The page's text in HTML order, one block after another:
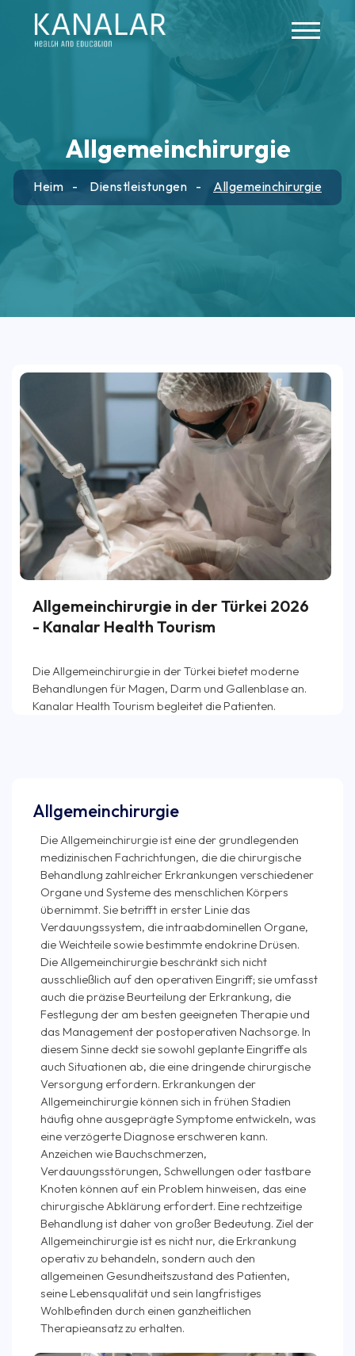
Allgemeinchirurgie
Heim Dienstleistungen Allgemeinchirurgie
Allgemeinchirurgie in der Türkei 2026
- Kanalar Health Tourism
Die Allgemeinchirurgie in der Türkei bietet moderne
Behandlungen für Magen, Darm und Gallenblase an.
Allgemeinchirurgie
Die Allgemeinchirurgie ist eine der grundlegenden
medizinischen Fachrichtungen, die die chirurgische
Behandlung zahlreicher Erkrankungen verschiedener
Organe und Systeme des menschlichen Körpers
übernimmt. Sie betrifft in erster Linie das
Verdauungssystem, die intraabdominellen Organe,
die Weichteile sowie bestimmte endokrine Drüsen.
Die Allgemeinchirurgie beschränkt sich nicht
ausschließlich auf den operativen Eingriff; sie umfasst
auch die präzise Beurteilung der Erkrankung, die
Festlegung der am besten geeigneten Therapie und
das Management der postoperativen Nachsorge. In
diesem Sinne deckt sie sowohl geplante Eingriffe als
auch Situationen ab, die eine dringende chirurgische
Versorgung erfordern. Erkrankungen der
Allgemeinchirurgie können sich in frühen Stadien
häufig ohne ausgeprägte Symptome entwickeln, was
eine verzögerte Diagnose erschweren kann.
Anzeichen wie Bauchschmerzen,
Verdauungsstörungen, Schwellungen oder tastbare
Knoten können auf ein Problem hinweisen, das eine
chirurgische Abklärung erfordert. Eine rechtzeitige
Behandlung ist daher von großer Bedeutung. Ziel der
Allgemeinchirurgie ist es nicht nur, die Erkrankung
operativ zu behandeln, sondern auch den
allgemeinen Gesundheitszustand des Patienten,
seine Lebensqualität und sein langfristiges
Wohlbefinden durch einen ganzheitlichen
Therapieansatz zu erhalten.